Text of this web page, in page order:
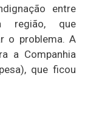
entre
região, que
o problema. A
a Companhia
que ficou